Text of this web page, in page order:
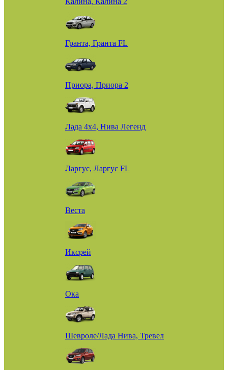
Гранта, Гранта FL
Приора, Приора 2
Лада 4х4, Нива Легенд
Ларгус, Ларгус FL
Веста
Иксрей
Ока
Шевроле/Лада Нива, Тревел